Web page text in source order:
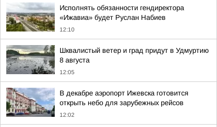
Исполнять обязанности гендиректора
«Ижавиа» будет Руслан Набиев
12:10
Шквалистый ветер и град придут в Удмуртию
8 августа
12:05
В декабре аэропорт Ижевска готовится
открыть небо для зарубежных рейсов
12:02